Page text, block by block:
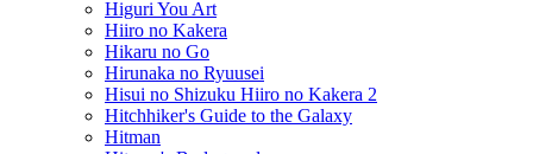
Higuri You Art
Hiiro no Kakera
Hikaru no Go
Hirunaka no Ryuusei
Hisui no Shizuku Hiiro no Kakera 2
Hitchhiker's Guide to the Galaxy
Hitman